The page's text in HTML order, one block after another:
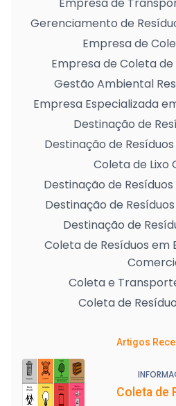
Gerenciamento de
Empresa de
Empresa de Coleta de
Gestão Ambiental
Empresa Especializada
Destinação de
Destinação de
Coleta de Lixo
Destinação de
Destinação de
Destinação de
Coleta de Resíduos
Coleta e
Coleta de
Artigos
Coleta de